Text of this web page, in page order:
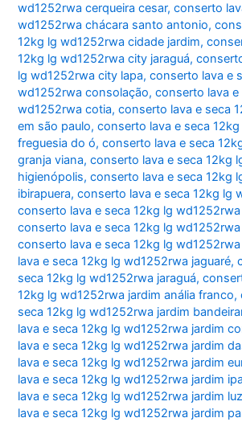
wd1252rwa cerqueira cesar,conserto
wd1252rwa chácara santo antonio,
12kg lg wd1252rwa cidade jardim,
12kg lg wd1252rwa city jaraguá,
lg wd1252rwa city lapa,conserto lava e
wd1252rwa consolação,conserto lava e
wd1252rwa cotia,conserto lava e seca
em são paulo,conserto lava e seca
freguesia do ó,conserto lava e seca
granja viana,conserto lava e seca 12kg
higienópolis,conserto lava e seca 12kg
ibirapuera,conserto lava e seca 12kg lg
conserto lava e seca 12kg lg
conserto lava e seca 12kg lg
conserto lava e seca 12kg lg wd1252rwa
lava e seca 12kg lg wd1252rwa jaguaré,
seca 12kg lg wd1252rwa jaraguá,
12kg lg wd1252rwa jardim anália franco,
seca 12kg lg wd1252rwa jardim
lava e seca 12kg lg wd1252rwa jardim
lava e seca 12kg lg wd1252rwa jardim
lava e seca 12kg lg wd1252rwa jardim
lava e seca 12kg lg wd1252rwa jardim
lava e seca 12kg lg wd1252rwa jardim
lava e seca 12kg lg wd1252rwa jardim